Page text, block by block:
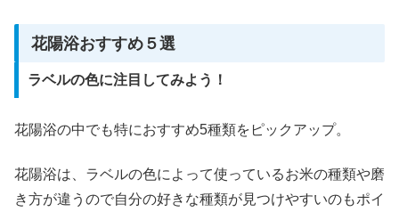
花陽浴おすすめ５選
ラベルの色に注目してみよう！
花陽浴の中でも特におすすめ5種類をピックアップ。
花陽浴は、ラベルの色によって使っているお米の種類や磨
き方が違うので自分の好きな種類が見つけやすいのもポイ